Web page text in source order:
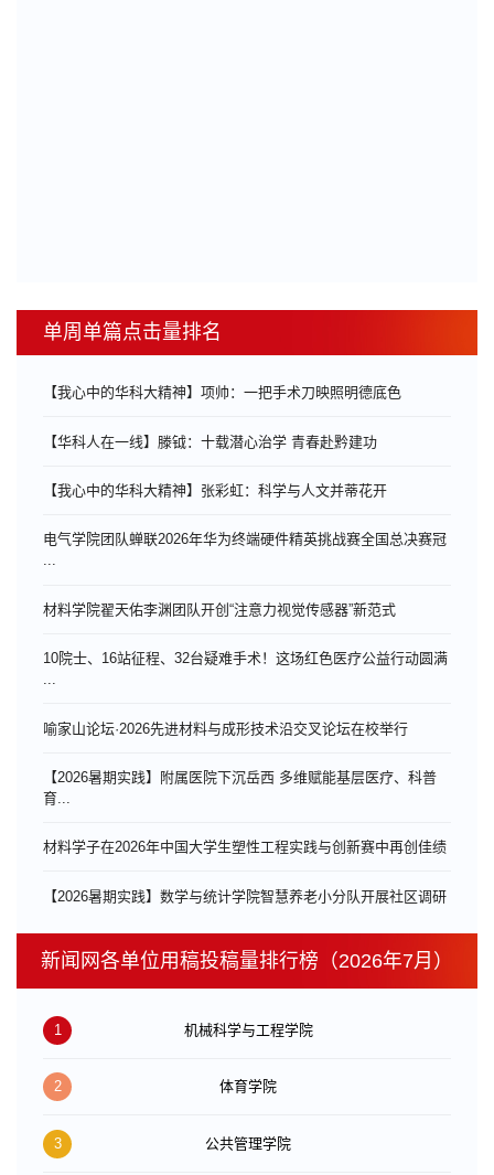
单周单篇点击量排名
【我心中的华科大精神】项帅：一把手术刀映照明德底色
【华科人在一线】滕钺：十载潜心治学 青春赴黔建功
【我心中的华科大精神】张彩虹：科学与人文并蒂花开
电气学院团队蝉联2026年华为终端硬件精英挑战赛全国总决赛冠
...
材料学院翟天佑李渊团队开创“注意力视觉传感器”新范式
10院士、16站征程、32台疑难手术！这场红色医疗公益行动圆满
...
喻家山论坛·2026先进材料与成形技术沿交叉论坛在校举行
【2026暑期实践】附属医院下沉岳西 多维赋能基层医疗、科普
育...
材料学子在2026年中国大学生塑性工程实践与创新赛中再创佳绩
【2026暑期实践】数学与统计学院智慧养老小分队开展社区调研
新闻网各单位用稿投稿量排行榜（2026年7月）
1 机械科学与工程学院
2 体育学院
3 公共管理学院